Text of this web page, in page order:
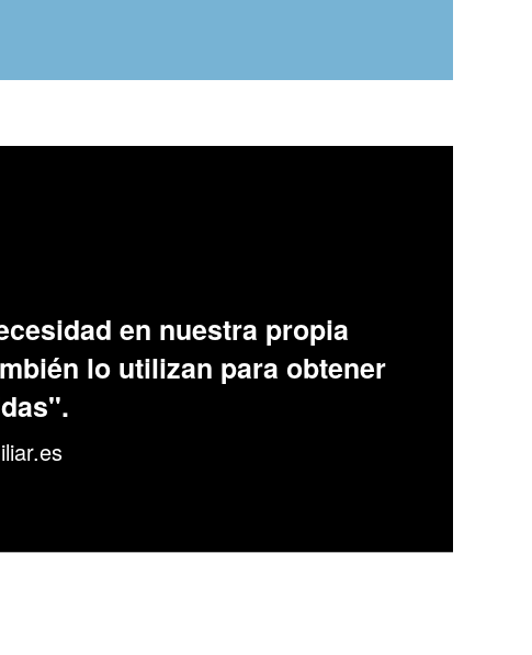
en nuestra propia
lo utilizan para obtener